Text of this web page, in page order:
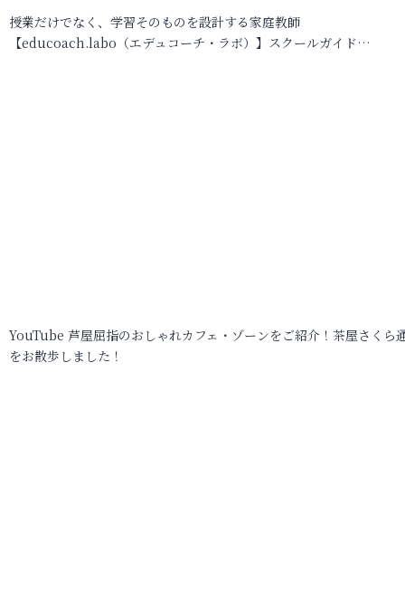
授業だけでなく、学習そのものを設計する家庭教師
【educoach.labo（エデュコーチ・ラボ）】スクールガイド…
YouTube 芦屋屈指のおしゃれカフェ・ゾーンをご紹介！茶屋さくら
をお散歩しました！